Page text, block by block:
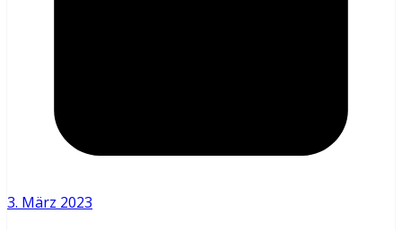
3. März 2023